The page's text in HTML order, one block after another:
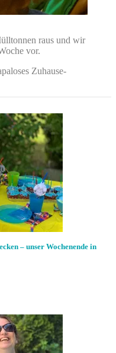
raus und wir
vor.
Zuhause-
– unser Wochenende in